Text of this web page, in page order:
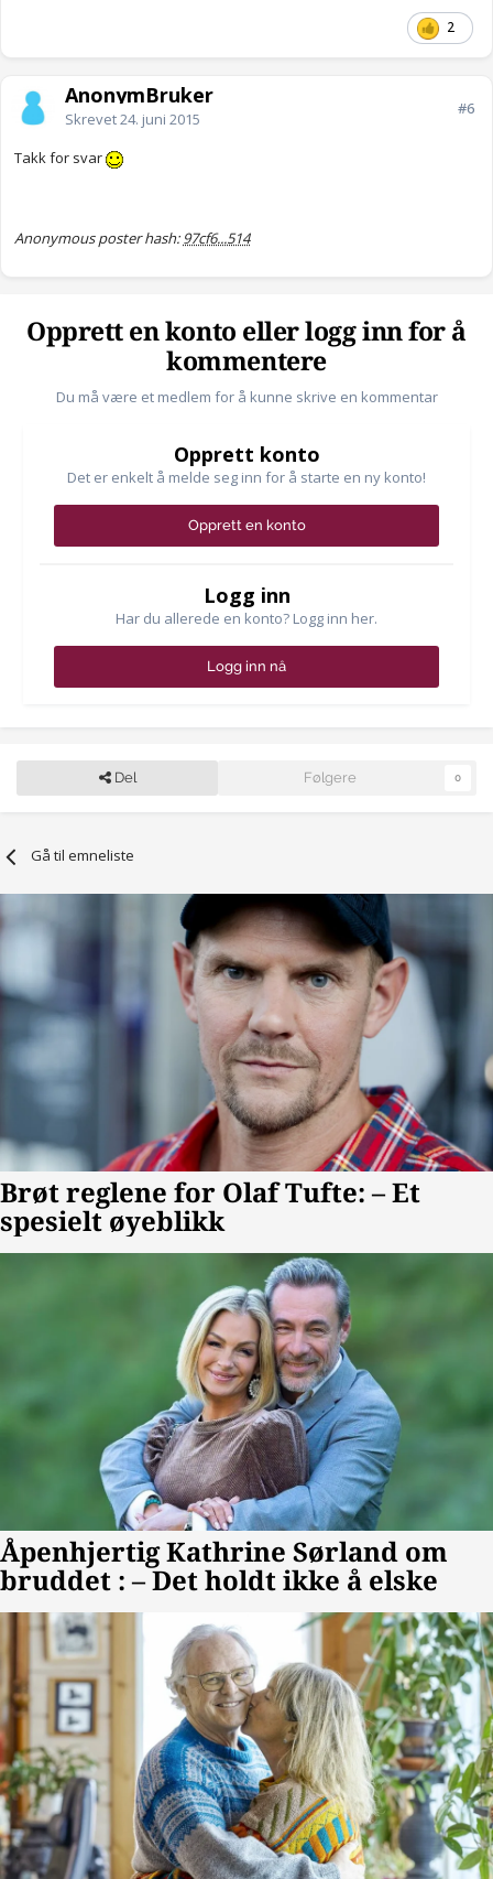
2
AnonymBruker
Skrevet24. juni 2015
#6
Takk for svar
Anonymous poster hash:97cf6...514
Opprett en konto eller logg inn for å
kommentere
Du må være et medlem for å kunne skrive en kommentar
Opprett konto
Det er enkelt å melde seg inn for å starte en ny konto!
Opprett en konto
Logg inn
Har du allerede en konto? Logg inn her.
Logg inn nå
Del Følgere 0
Gå til emneliste